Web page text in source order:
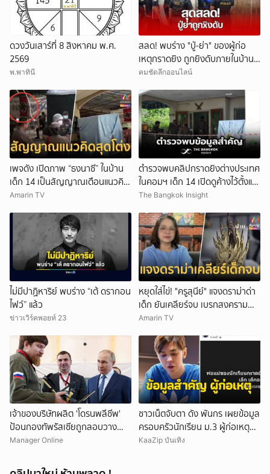
ดวงวันเสาร์ที่ 8 สิงหาคม พ.ศ.
2569
พ.พาทินี
สลด! พบร่าง "ปู่-ย่า" ของผู้ก่อ
เหตุกราดยิง ถูกยิงดับภายในบ้าน
พัก
คมชัดลึกออนไลน์
เพจดัง เปิดภาพ “ธงนาซี” ในบ้าน
เด็ก 14 เป็นสัญญาณเตือนแนวคิด
สุดโต่ง
Amarin TV
ตำรวจพบคลิปกราดยิงต่างประเทศ
ในคอมฯ เด็ก 14 เปิดดูค้างไว้ตั้งแต่
วันที่ 30 ก.ค.
The Bangkok Insight
ไม่มีปาฏิหาริย์ พบร่าง “เต้ ดรากอน
ไฟว์” แล้ว
ข่าวเวิร์คพอยท์ 23
หยุดใส่ไข่! "ครูสุนีย์" แจงดราม่าด่า
เด็ก ยันเคลียร์จบ เบรกสงคราม
Gen
Amarin TV
เจ้าของบริษัทผลิต 'โดรนพลีชีพ'
ป้อนกองทัพรัสเซียถูกลอบวาง
'คาร์บอมบ์' บาดเจ็บ-คนขับรถเสีย
Manager Online
ชาวเน็ตจับตา ดัง พันกร เผยข้อมูล
ครอบครัวนักเรียน ม.3 ผู้ก่อเหตุ
และที่มาอาวุธ
KaaZip บันเทิง